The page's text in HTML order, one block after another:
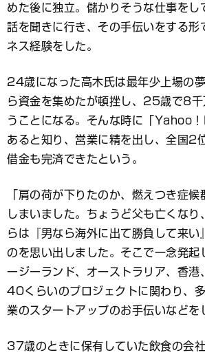
めた後に独立。儲かりそうな仕事をし
話を聞きに行き、その手伝いをする形
ネス経験をした。
24歳になった高木氏は最年少上場の
ら資金を集めたが頓挫し、25歳で8千
うことになる。そんな時に「Yahoo
あると知り、営業に精を出し、全国2
借金も完済できたという。
「肩の荷が下りたのか、燃えつき症候
しまいました。ちょうど父も亡くなり
らは『男なら海外に出て勝負して来い
のを思い出しました。そこで一念発
ージーランド、オーストラリア、香港
40くらいのプロジェクトに関わり、
業のスタートアップのお手伝いなどを
37歳のときに保有していた飲食の会